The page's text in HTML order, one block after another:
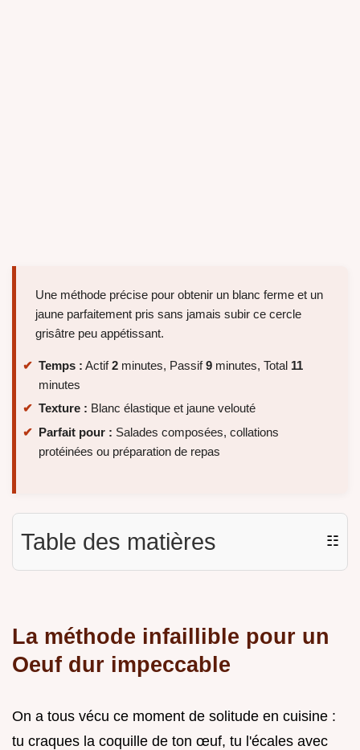
Une méthode précise pour obtenir un blanc ferme et un
jaune parfaitement pris sans jamais subir ce cercle
grisâtre peu appétissant.
Temps : Actif2 minutes, Passif9 minutes, Total 11
minutes
Texture : Blanc élastique et jaune velouté
Parfait pour : Salades composées, collations
protéinées ou préparation de repas
Table des matières ☷
La méthode infaillible pour un
Oeuf dur impeccable
On a tous vécu ce moment de solitude en cuisine :
tu craques la coquille de ton œuf, tu l'écales avec